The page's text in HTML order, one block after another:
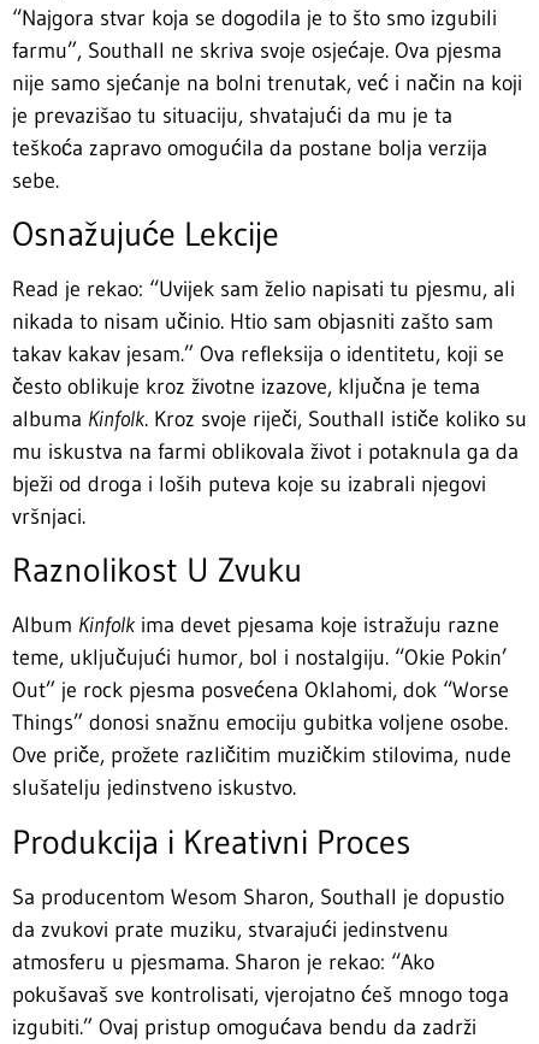
“Najgora stvar koja se dogodila je to što smo izgubili
farmu”, Southall ne skriva svoje osjećaje. Ova pjesma
nije samo sjećanje na bolni trenutak, već i način na koji
je prevazišao tu situaciju, shvatajući da mu je ta
teškoća zapravo omogućila da postane bolja verzija
sebe.
Osnažujuće Lekcije
Read je rekao: “Uvijek sam želio napisati tu pjesmu, ali
nikada to nisam učinio. Htio sam objasniti zašto sam
takav kakav jesam.” Ova refleksija o identitetu, koji se
često oblikuje kroz životne izazove, ključna je tema
albuma Kinfolk. Kroz svoje riječi, Southall ističe koliko su
mu iskustva na farmi oblikovala život i potaknula ga da
bježi od droga i loših puteva koje su izabrali njegovi
vršnjaci.
Raznolikost U Zvuku
Album Kinfolkima devet pjesama koje istražuju razne
teme, uključujući humor, bol i nostalgiju. “Okie Pokin’
Out” je rock pjesma posvećena Oklahomi, dok “Worse
Things” donosi snažnu emociju gubitka voljene osobe.
Ove priče, prožete različitim muzičkim stilovima, nude
slušatelju jedinstveno iskustvo.
Produkcija i Kreativni Proces
Sa producentom Wesom Sharon, Southall je dopustio
da zvukovi prate muziku, stvarajući jedinstvenu
atmosferu u pjesmama. Sharon je rekao: “Ako
pokušavaš sve kontrolisati, vjerojatno ćeš mnogo toga
izgubiti.” Ovaj pristup omogućava bendu da zadrži